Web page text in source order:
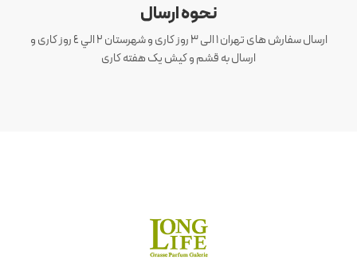
نحوه ارسال
ارسال سفارش های تهران 1 الی 3 روز کاری و شهرستان ٢ الي ٤ روز کاری و
ارسال به قشم و کیش یک هفته کاری